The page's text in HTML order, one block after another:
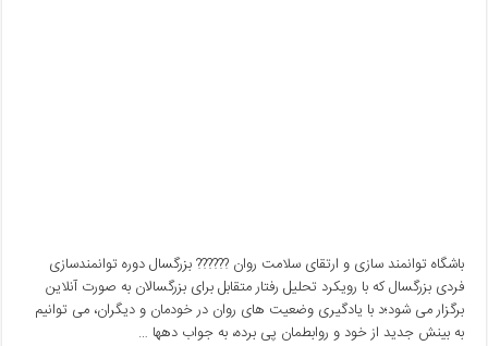
باشگاه توانمند سازی و ارتقای سلامت روان ??‍???‍? بزرگسال دوره توانمندسازی
فردی بزرگسال که با رویکرد تحلیل رفتار متقابل برای بزرگسالان به صورت آنلاین
برگزار می شود؛د با یادگیری وضعیت های روان در خودمان و دیگران، می توانیم
به بینش جدید از خود و روابطمان پی برده، به جواب دهها …